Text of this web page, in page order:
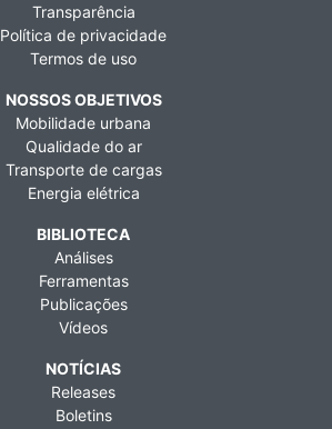
Transparência
Política de privacidade
Termos de uso
NOSSOS OBJETIVOS
Mobilidade urbana
Qualidade do ar
Transporte de cargas
Energia elétrica
BIBLIOTECA
Análises
Ferramentas
Publicações
Vídeos
NOTÍCIAS
Releases
Boletins